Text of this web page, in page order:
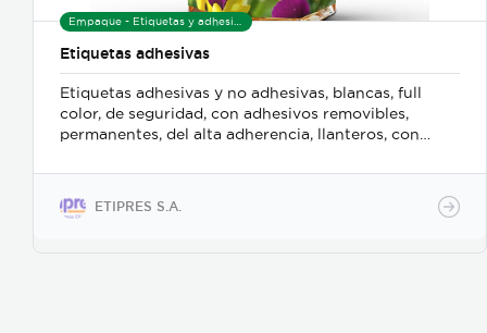
Etiquetas adhesivas
Etiquetas adhesivas y no adhesivas, blancas, full
color, de seguridad, con adhesivos removibles,
permanentes, del alta adherencia, llanteros, con
brillante o mate, foil plata o dorado, holograficos,
ribbons, impresoras.
ETIPRES S.A.